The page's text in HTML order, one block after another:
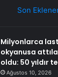
Son
Milyonlarca
okyanusa
oldu: 50 yıldır
Ağustos 10, 2026